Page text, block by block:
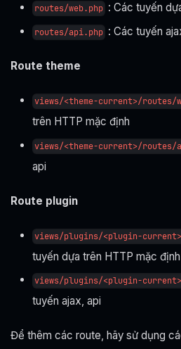
routes/web.php : Các tuyến
routes/api.php : Các tuyến
Route theme
views/<theme-current>/routes/
trên HTTP mặc định
views/<theme-current>/routes/
api
Route plugin
views/plugins/<plugin-
tuyến dựa trên HTTP mặc định
views/plugins/<plugin-
tuyến ajax, api
Để thêm các route, hãy sử dụng